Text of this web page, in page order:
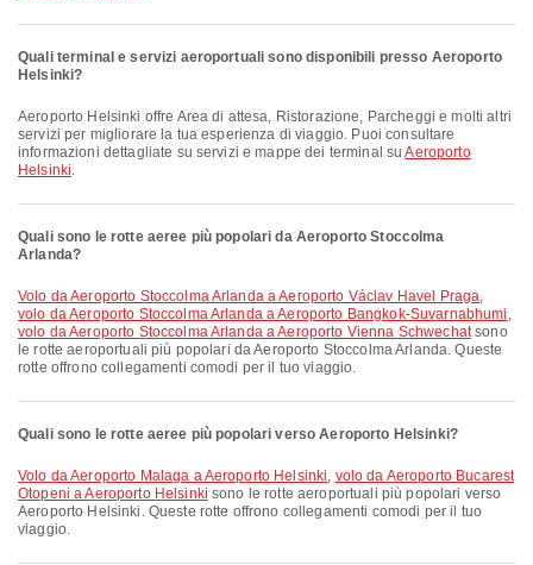
Quali terminal e servizi aeroportuali sono disponibili presso Aeroporto
Helsinki?
Aeroporto Helsinki offre Area di attesa, Ristorazione, Parcheggi e molti altri
servizi per migliorare la tua esperienza di viaggio. Puoi consultare
informazioni dettagliate su servizi e mappe dei terminal suAeroporto
Helsinki.
Quali sono le rotte aeree più popolari da Aeroporto Stoccolma
Arlanda?
volo da Aeroporto Stoccolma Arlanda a Aeroporto Václav Havel Praga,
volo da Aeroporto Stoccolma Arlanda a Aeroporto Bangkok-Suvarnabhumi ,
volo da Aeroporto Stoccolma Arlanda a Aeroporto Vienna Schwechatsono
le rotte aeroportuali più popolari da Aeroporto Stoccolma Arlanda. Queste
rotte offrono collegamenti comodi per il tuo viaggio.
Quali sono le rotte aeree più popolari verso Aeroporto Helsinki?
volo da Aeroporto Malaga a Aeroporto Helsinki, volo da Aeroporto Bucarest
Otopeni a Aeroporto Helsinki sono le rotte aeroportuali più popolari verso
Aeroporto Helsinki. Queste rotte offrono collegamenti comodi per il tuo
viaggio.